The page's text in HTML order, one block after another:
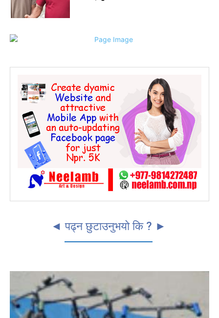
◄ पढ्न छुटाउनुभयो कि ? ►